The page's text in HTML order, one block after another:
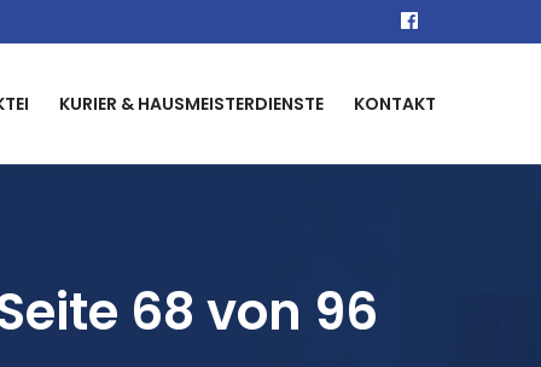
KURIER & HAUSMEISTERDIENSTE KONTAKT
68 von 96